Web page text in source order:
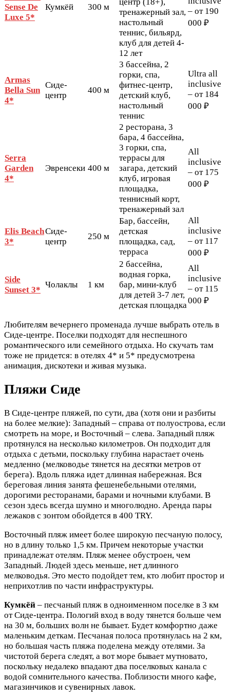
Sense De
Luxe 5*
Кумкёй 300 м
тренажерный зал,
настольный
теннис, бильярд,
клуб для детей 4-
12 лет
– от 190
000 ₽
Armas
Bella Sun
4*
Сиде-
центр
400 м
3 бассейна, 2
горки, спа,
фитнес-центр,
детский клуб,
настольный
теннис
Ultra all
inclusive
– от 184
000 ₽
Serra
Garden
4*
Эвренсеки 400 м
2 ресторана, 3
бара, 4 бассейна,
3 горки, спа,
террасы для
загара, детский
клуб, игровая
площадка,
теннисный корт,
тренажерный зал
All
inclusive
– от 175
000 ₽
Elis Beach
3*
Сиде-
центр
250 м
Бар, бассейн,
детская
площадка, сад,
терраса
All
inclusive
– от 117
000 ₽
Side
Sunset 3*
Чолаклы 1 км
2 бассейна,
водная горка,
бар, мини-клуб
для детей 3-7 лет,
детская площадка
All
inclusive
– от 115
000 ₽
Любителям вечернего променада лучше выбрать отель в
Сиде-центре. Поселки подходят для неспешного
романтического или семейного отдыха. Но скучать там
тоже не придется: в отелях 4* и 5* предусмотрена
анимация, дискотеки и живая музыка.
Пляжи Сиде
В Сиде-центре пляжей, по сути, два (хотя они и разбиты
на более мелкие): Западный – справа от полуострова, если
смотреть на море, и Восточный – слева. Западный пляж
протянулся на несколько километров. Он подходит для
отдыха с детьми, поскольку глубина нарастает очень
медленно (мелководье тянется на десятки метров от
берега). Вдоль пляжа идет длинная набережная. Вся
береговая линия занята фешенебельными отелями,
дорогими ресторанами, барами и ночными клубами. В
сезон здесь всегда шумно и многолюдно. Аренда пары
лежаков с зонтом обойдется в 400 TRY.
Восточный пляж имеет более широкую песчаную полосу,
но в длину только 1,5 км. Причем некоторые участки
принадлежат отелям. Пляж менее обустроен, чем
Западный. Людей здесь меньше, нет длинного
мелководья. Это место подойдет тем, кто любит простор и
неприхотлив по части инфраструктуры.
Кумкёй – песчаный пляж в одноименном поселке в 3 км
от Сиде-центра. Пологий вход в воду тянется больше чем
на 30 м, больших волн не бывает. Будет комфортно даже
маленьким деткам. Песчаная полоса протянулась на 2 км,
но большая часть пляжа поделена между отелями. За
чистотой берега следят, а вот море бывает мутновато,
поскольку недалеко впадают два поселковых канала с
водой сомнительного качества. Поблизости много кафе,
магазинчиков и сувенирных лавок.